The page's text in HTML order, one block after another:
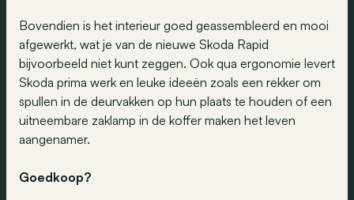
Bovendien is het interieur goed geassembleerd en mooi
afgewerkt, wat je van de nieuwe Skoda Rapid
bijvoorbeeld niet kunt zeggen. Ook qua ergonomie levert
Skoda prima werk en leuke ideeën zoals een rekker om
spullen in de deurvakken op hun plaats te houden of een
uitneembare zaklamp in de koffer maken het leven
aangenamer.
Goedkoop?